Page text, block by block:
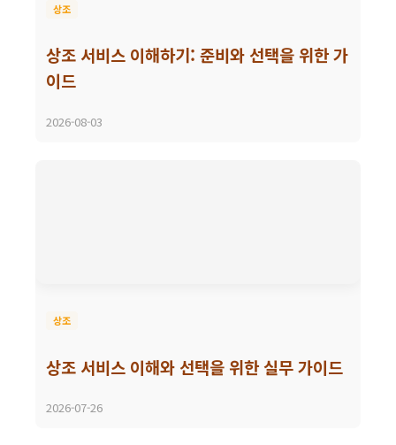
상조
상조 서비스 이해하기: 준비와 선택을 위한 가
이드
2026-08-03
상조
상조 서비스 이해와 선택을 위한 실무 가이드
2026-07-26